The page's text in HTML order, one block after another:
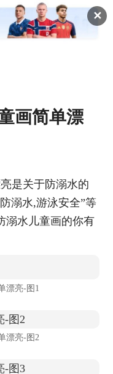
✕
画简单漂
是关于防溺水的
溺水,游泳安全”等
溺水儿童画的你有
漂亮-图1
漂亮-图2